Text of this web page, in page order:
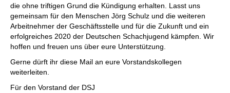
die ohne triftigen Grund die Kündigung erhalten. Lasst uns
gemeinsam für den Menschen Jörg Schulz und die weiteren
Arbeitnehmer der Geschäftsstelle und für die Zukunft und ein
erfolgreiches 2020 der Deutschen Schachjugend kämpfen. Wir
hoffen und freuen uns über eure Unterstützung.
Gerne dürft ihr diese Mail an eure Vorstandskollegen
weiterleiten.
Für den Vorstand der DSJ